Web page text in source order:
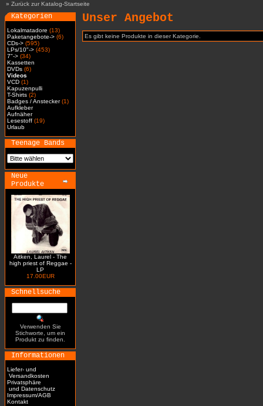
» Zurück zur Katalog-Startseite
Kategorien
Lokalmatadore (13)
Paketangebote-> (6)
CDs-> (595)
LPs/10"-> (453)
7"-> (34)
Kassetten
DVDs (6)
Videos
VCD (1)
Kapuzenpulli
T-Shirts (2)
Badges / Anstecker(1)
Aufkleber
Aufnäher
Lesestoff (19)
Urlaub
Teenage Bands
Neue
Produkte
Aitken, Laurel - The
high priest of Reggae -
LP
17.00EUR
Schnellsuche
Verwenden Sie
Stichworte, um ein
Produkt zu finden.
Informationen
Liefer- und
Versandkosten
Privatsphäre
und Datenschutz
Impressum/AGB
Kontakt
Unser Angebot
Es gibt keine Produkte in dieser Kategorie.